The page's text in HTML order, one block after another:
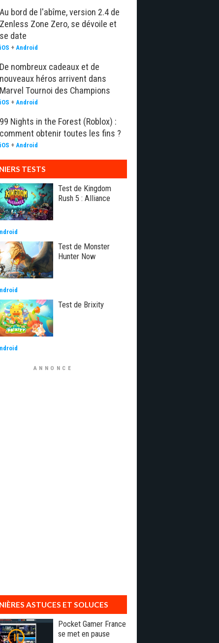
Au bord de l'abîme, version 2.4 de
Zenless Zone Zero, se dévoile et
se date
iOS + Android
De nombreux cadeaux et de
nouveaux héros arrivent dans
Marvel Tournoi des Champions
iOS + Android
99 Nights in the Forest (Roblox) :
comment obtenir toutes les fins ?
iOS + Android
TESTS
Test de Kingdom
Rush 5 : Alliance
Test de Monster
Hunter Now
Test de Brixity
ANNONCE
ASTUCES ET SOLUCES
Pocket Gamer France
se met en pause